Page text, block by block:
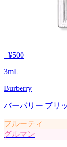
+¥500
3mL
Burberry
バーバリー ブリ
フルーティ
グルマン